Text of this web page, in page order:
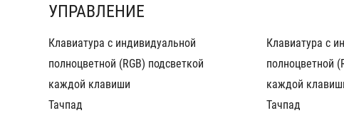
УПРАВЛЕНИЕ
Клавиатура с индивидуальной
полноцветной (RGB) подсветкой
каждой клавиши
Тачпад
Клавиатура с
полноцветной
каждой
Тачпад